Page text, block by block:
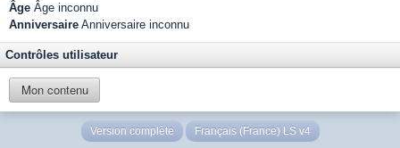
Âge Âge inconnu
Anniversaire Anniversaire inconnu
Contrôles utilisateur
Mon contenu
Version complète Français (France) LS v4